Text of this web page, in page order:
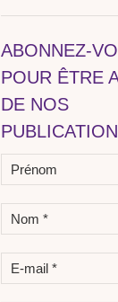
ABONNEZ-
POUR ÊTRE
DE NOS